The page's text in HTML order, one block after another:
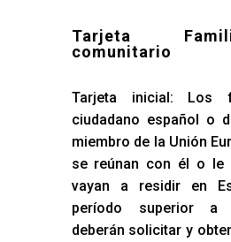
Tarjeta
comunitario
Tarjeta inicial: Los
ciudadano español o
miembro de la Unión
se reúnan con él o le
vayan a residir en
período superior a
deberán solicitar y